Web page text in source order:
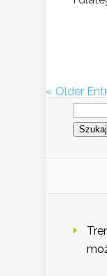
« Older